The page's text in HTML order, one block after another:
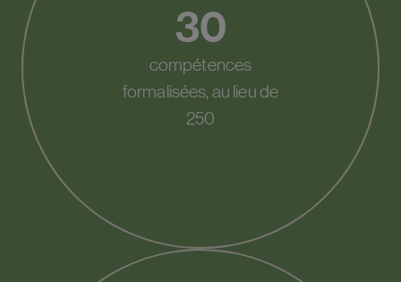
30
compétences
formalisées, au lieu de
250